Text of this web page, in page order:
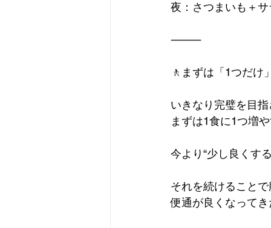
夜：さつまいも＋
⸻
🚶まずは「1つだけ
いきなり完璧を目
まずは1食に1つ増
今より“少し良くす
それを続けること
便通が良くなって